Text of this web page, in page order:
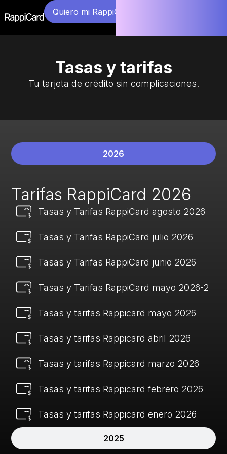
Quiero mi RappiCard
Tasas y tarifas
Tu tarjeta de crédito sin complicaciones.​
2026
2025
Tarifas RappiCard 2026
Tasas y Tarifas RappiCard agosto 2026
Tasas y Tarifas RappiCard julio 2026
Tasas y Tarifas RappiCard junio 2026
Tasas y Tarifas RappiCard mayo 2026-2
Tasas y tarifas Rappicard mayo 2026
Tasas y tarifas Rappicard abril 2026
Tasas y tarifas Rappicard marzo 2026
Tasas y tarifas Rappicard febrero 2026
Tasas y tarifas Rappicard enero 2026